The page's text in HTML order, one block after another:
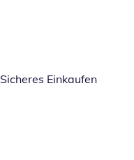
Sicheres Einkaufen